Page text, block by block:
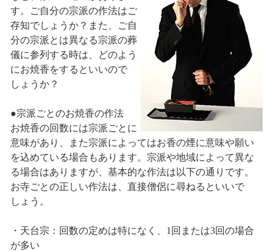
す。ご自分の宗派の作法はご
存知でしょうか？また、ご自
分の宗派とは異なる宗派の葬
儀に参列する時は、どのよう
にお焼香をするといいので
しょうか？
●宗派ごとのお焼香の作法
お焼香の回数には宗派ごとに
意味があり、また宗派によってはお香の煙に意味や願い
を込めている場合もあります。宗派や地域によって異な
る場合はありますが、基本的な作法は以下の通りです。
お寺ごとの正しい作法は、直接僧侶に尋ねるといいで
しょう。
・天台宗：回数の定めは特になく、1回または3回の場合
が多い